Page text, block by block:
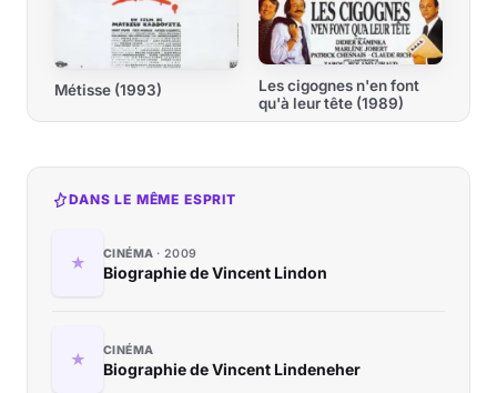
Métisse (1993)
Les cigognes n'en font
qu'à leur tête (1989)
DANS LE MÊME ESPRIT
CINÉMA 2009
Biographie de Vincent Lindon
CINÉMA
Biographie de Vincent Lindeneher